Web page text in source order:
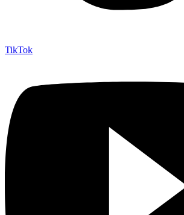
TikTok